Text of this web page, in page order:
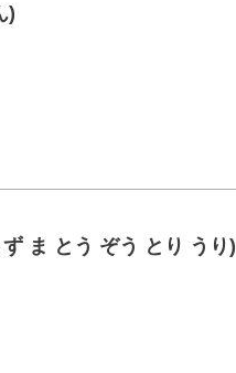
)
ま とう ぞう とり うり)